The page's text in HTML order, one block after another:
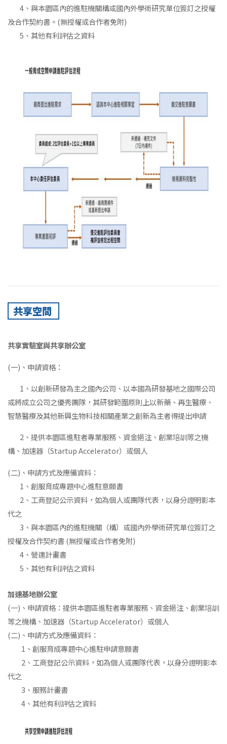
4、與本園區內的進駐機關構或國內外學術研究單位簽訂之授權
及合作契約書。(無授權或合作者免附)
5、其他有利評估之資料
共享空間
共享實驗室與共享辦公室
(一)、申請資格：
1、以創新研發為主之國內公司、以本國為研發基地之國際公司
或將成立公司之優秀團隊，其研發範圍原則上以新藥、再生醫療、
智慧醫療及其他新興生物科技相關產業之創新為主者得提出申請
2、提供本園區進駐者專業服務、資金挹注、創業培訓等之機
構、加速器（Startup Accelerator）或個人
(二)、申請方式及應備資料：
1、創服育成專題中心進駐意願書
2、工商登記公示資料，如為個人或團隊代表，以身分證明影本
代之
3、與本園區內的進駐機關（構）或國內外學術研究單位簽訂之
授權及合作契約書 (無授權或合作者免附)
4、營運計畫書
5、其他有利評估之資料
加速基地辦公室
(一)、申請資格：提供本園區進駐者專業服務、資金挹注、創業培訓
等之機構、加速器（Startup Accelerator）或個人
(二)、申請方式及應備資料：
1、創服育成專題中心進駐申請意願書
2、工商登記公示資料，如為個人或團隊代表，以身分證明影本
代之
3、服務計畫書
4、其他有利評估之資料